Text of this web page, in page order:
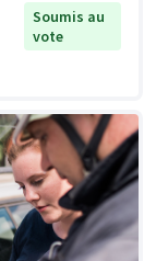
Soumis au
vote